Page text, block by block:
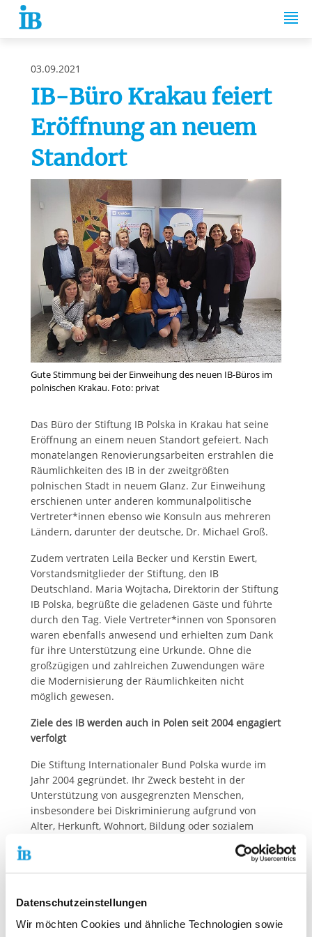
Datenschutzeinstellungen
Wir möchten Cookies und ähnliche Technologien sowie
Springe zum Inhalt
03.09.2021
IB-Büro Krakau feiert
Eröffnung an neuem
Standort
Gute Stimmung bei der Einweihung des neuen IB-Büros im
polnischen Krakau. Foto: privat
Das Büro der Stiftung IB Polska in Krakau hat seine
Eröffnung an einem neuen Standort gefeiert. Nach
monatelangen Renovierungsarbeiten erstrahlen die
Räumlichkeiten des IB in der zweitgrößten
polnischen Stadt in neuem Glanz. Zur Einweihung
erschienen unter anderen kommunalpolitische
Vertreter*innen ebenso wie Konsuln aus mehreren
Ländern, darunter der deutsche, Dr. Michael Groß.
Zudem vertraten Leila Becker und Kerstin Ewert,
Vorstandsmitglieder der Stiftung, den IB
Deutschland. Maria Wojtacha, Direktorin der Stiftung
IB Polska, begrüßte die geladenen Gäste und führte
durch den Tag. Viele Vertreter*innen von Sponsoren
waren ebenfalls anwesend und erhielten zum Dank
für ihre Unterstützung eine Urkunde. Ohne die
großzügigen und zahlreichen Zuwendungen wäre
die Modernisierung der Räumlichkeiten nicht
möglich gewesen.
Ziele des IB werden auch in Polen seit 2004 engagiert
verfolgt
Die Stiftung Internationaler Bund Polska wurde im
Jahr 2004 gegründet. Ihr Zweck besteht in der
Unterstützung von ausgegrenzten Menschen,
insbesondere bei Diskriminierung aufgrund von
Alter, Herkunft, Wohnort, Bildung oder sozialem
Freiwilligenarbeit, Sozialarbeit, Bildung, Berufliche
werden in die Lage versetzt, eigenständig zu handeln